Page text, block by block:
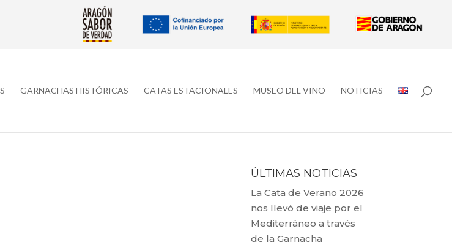
GARNACHAS HISTÓRICAS CATAS ESTACIONALES MUSEO DEL VINO NOTICIAS
ÚLTIMAS NOTICIAS
La Cata de Verano 2026
nos llevó de viaje por el
Mediterráneo a través
de la Garnacha